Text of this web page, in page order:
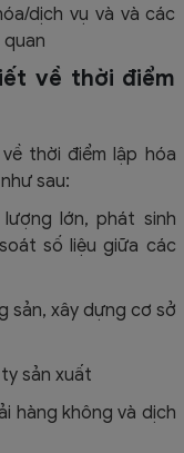
dịch vụ và và các
quan
về thời điểm
thời điểm lập hóa
sau:
lớn, phát sinh
số liệu giữa các
sản, xây dựng cơ sở
sản xuất
hàng không và dịch